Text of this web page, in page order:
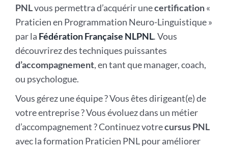
PNLvous permettra d’acquérir unecertification«
Praticien en Programmation Neuro-Linguistique »
par la Fédération Française NLPNL.Vous
découvrirez des techniques puissantes
d’accompagnement, en tant que manager, coach,
ou psychologue.
Vous gérez une équipe ? Vous êtes dirigeant(e) de
votre entreprise ? Vous évoluez dans un métier
d’accompagnement ? Continuez votrecursus PNL
avec la formation Praticien PNL pour améliorer